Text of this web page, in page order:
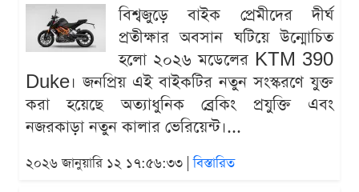
বিশ্বজুড়ে বাইক প্রেমীদের দীর্ঘ
প্রতীক্ষার অবসান ঘটিয়ে উন্মোচিত
হলো ২০২৬ মডেলের KTM 390
Duke। জনপ্রিয় এই বাইকটির নতুন সংস্করণে যুক্ত
করা হয়েছে অত্যাধুনিক ব্রেকিং প্রযুক্তি এবং
নজরকাড়া নতুন কালার ভেরিয়েন্ট।...
২০২৬ জানুয়ারি ১২ ১৭:৫৬:৩৩ |বিস্তারিত